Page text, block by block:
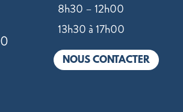
8h30 – 12h00
13h30 à 17h00
NOUS CONTACTER